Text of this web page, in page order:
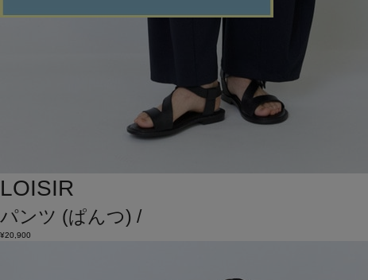
LOISIR
パンツ (ぱんつ) /
¥20,900